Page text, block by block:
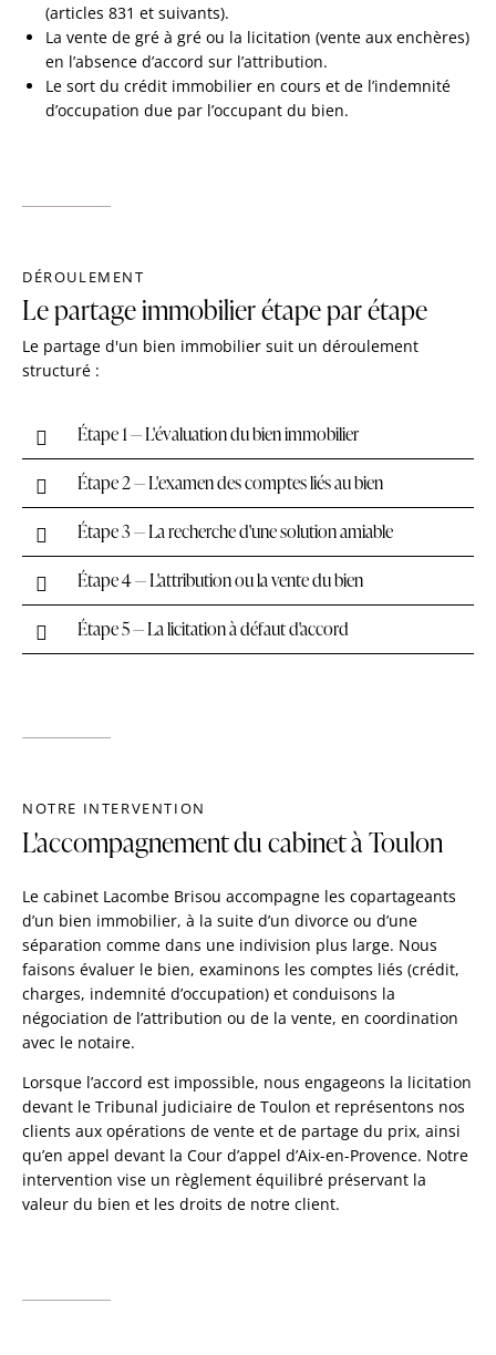
(articles 831 et suivants).
La vente de gré à gré ou la licitation (vente aux enchères)
en l’absence d’accord sur l’attribution.
Le sort du crédit immobilier en cours et de l’indemnité
d’occupation due par l’occupant du bien.
DÉROULEMENT
Le partage immobilier étape par étape
Le partage d'un bien immobilier suit un déroulement
structuré :
Étape 1 — L'évaluation du bien immobilier
Étape 2 — L'examen des comptes liés au bien
Étape 3 — La recherche d'une solution amiable
Étape 4 — L'attribution ou la vente du bien
Étape 5 — La licitation à défaut d'accord
NOTRE INTERVENTION
L'accompagnement du cabinet à Toulon
Le cabinet Lacombe Brisou accompagne les copartageants
d’un bien immobilier, à la suite d’un divorce ou d’une
séparation comme dans une indivision plus large. Nous
faisons évaluer le bien, examinons les comptes liés (crédit,
charges, indemnité d’occupation) et conduisons la
négociation de l’attribution ou de la vente, en coordination
avec le notaire.
Lorsque l’accord est impossible, nous engageons la licitation
devant le Tribunal judiciaire de Toulon et représentons nos
clients aux opérations de vente et de partage du prix, ainsi
qu’en appel devant la Cour d’appel d’Aix-en-Provence. Notre
intervention vise un règlement équilibré préservant la
valeur du bien et les droits de notre client.